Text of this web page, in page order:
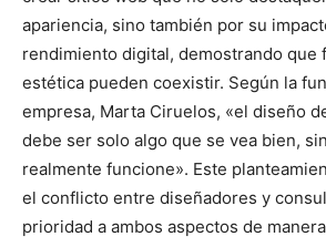
apariencia, sino también por su
rendimiento digital, demostrando que
estética pueden coexistir. Según la
empresa, Marta Ciruelos, «el diseño
debe ser solo algo que se vea bien,
realmente funcione». Este
el conflicto entre diseñadores y
prioridad a ambos aspectos de